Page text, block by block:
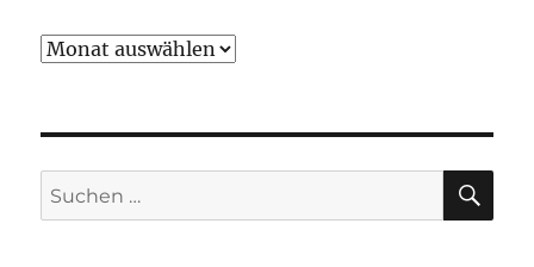
Archiv
Suche
nach: